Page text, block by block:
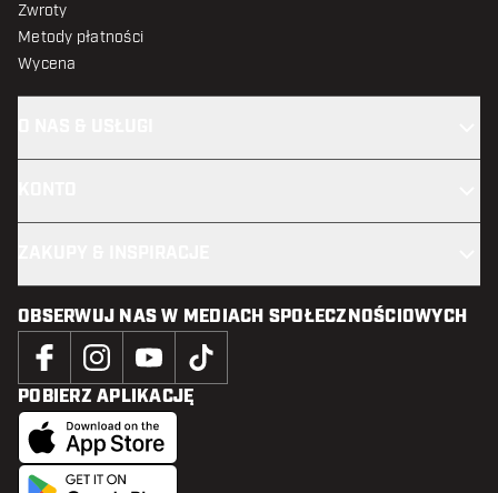
Zwroty
Metody płatności
Wycena
OBSERWUJ NAS W MEDIACH SPOŁECZNOŚCIOWYCH
POBIERZ APLIKACJĘ